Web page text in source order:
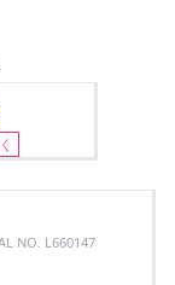
NO. L660147